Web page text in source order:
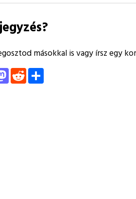
másokkal is vagy írsz egy
Mastodon
Reddit